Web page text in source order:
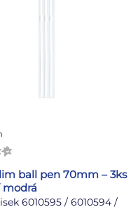
ball pen 70mm – 3ks
modrá
6010595 / 6010594 /